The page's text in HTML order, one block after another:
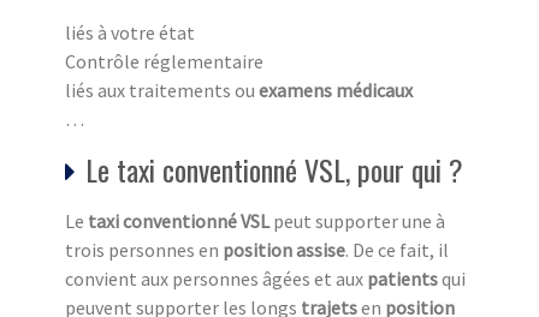
liés à votre état
Contrôle réglementaire
liés aux traitements ou examens médicaux
…
Le taxi conventionné VSL, pour qui ?
Le taxi conventionné VSLpeut supporter une à
trois personnes en position assise. De ce fait, il
convient aux personnes âgées et aux patientsqui
peuvent supporter les longs trajetsen position